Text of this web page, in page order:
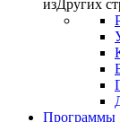
изДругих
Программы